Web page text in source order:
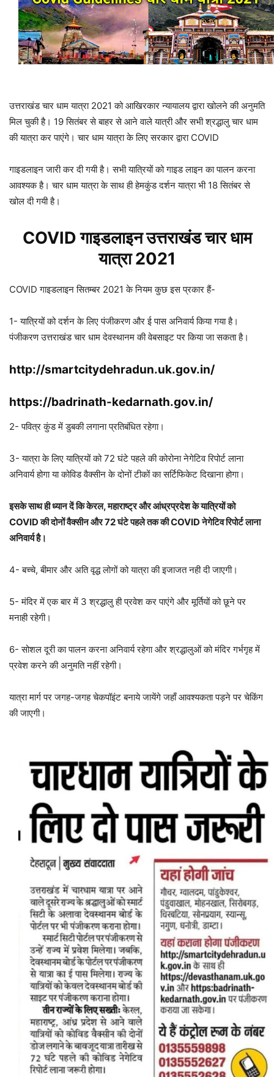
उत्तराखंड चार धाम यात्रा 2021 को आखिरकार न्यायालय द्वारा खोलने की अनुमति
मिल चुकी है। 19 सितंबर से बाहर से आने वाले यात्री और सभी श्रद्धालु चार धाम
की यात्रा कर पाएंगे। चार धाम यात्रा के लिए सरकार द्वारा COVID
गाइडलाइन जारी कर दी गयी है। सभी यात्रियों को गाइड लाइन का पालन करना
आवश्यक है। चार धाम यात्रा के साथ ही हेमकुंड दर्शन यात्रा भी 18 सितंबर से
खोल दी गयी है।
COVID गाइडलाइन उत्तराखंड चार धाम
यात्रा 2021
COVID गाइडलाइन सितम्बर 2021 के नियम कुछ इस प्रकार हैं-
1- यात्रियों को दर्शन के लिए पंजीकरण और ई पास अनिवार्य किया गया है।
पंजीकरण उत्तराखंड चार धाम देवस्थानम की वेबसाइट पर किया जा सकता है।
http://smartcitydehradun.uk.gov.in/
https://badrinath-kedarnath.gov.in/
2- पवित्र कुंड में डुबकी लगाना प्रतिबंधित रहेगा।
3- यात्रा के लिए यात्रियों को 72 घंटे पहले की कोरोना नेगेटिव रिपोर्ट लाना
अनिवार्य होगा या कोविड वैक्सीन के दोनों टीकों का सर्टिफिकेट दिखाना होगा।
इसके साथ ही ध्यान दें कि केरल, महाराष्ट्र और आंध्रप्रदेश के यात्रियों को
COVID की दोनों वैक्सीन और 72 घंटे पहले तक की COVID नेगेटिव रिपोर्ट लाना
अनिवार्य है।
4- बच्चे, बीमार और अति वृद्ध लोगों को यात्रा की इजाजत नही दी जाएगी।
5- मंदिर में एक बार में 3 श्रद्धालु ही प्रवेश कर पाएंगे और मूर्तियों को छूने पर
मनाही रहेगी।
6- सोशल दूरी का पालन करना अनिवार्य रहेगा और श्रद्धालुओं को मंदिर गर्भगृह में
प्रवेश करने की अनुमति नहीं रहेगी।
यात्रा मार्ग पर जगह-जगह चेकपॉइंट बनाये जायेंगे जहाँ आवश्यकता पड़ने पर चेकिंग
की जाएगी।